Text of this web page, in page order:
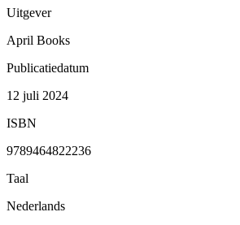
Uitgever
April Books
Publicatiedatum
12 juli 2024
ISBN
9789464822236
Taal
Nederlands